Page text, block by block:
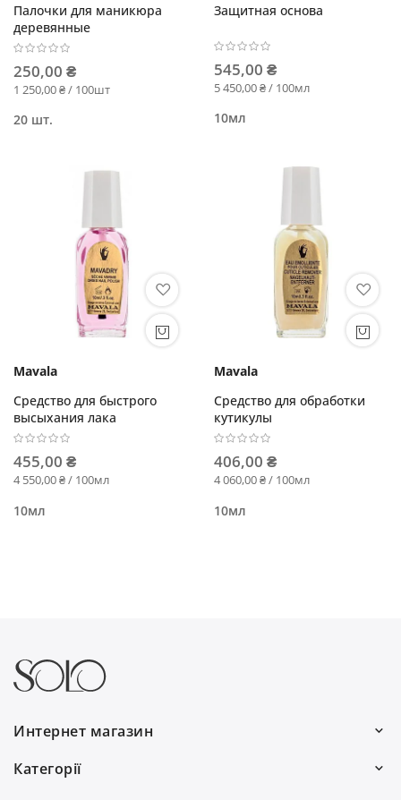
Палочки для маникюра
деревянные
250,00 ₴
1 250,00 ₴ / 100шт
20 шт.
Защитная основа
545,00 ₴
5 450,00 ₴ / 100мл
10мл
Mavala
Средство для быстрого
высыхания лака
455,00 ₴
4 550,00 ₴ / 100мл
10мл
Mavala
Средство для обработки
кутикулы
406,00 ₴
4 060,00 ₴ / 100мл
10мл
Интернет магазин
с 9:00 до 19:00
Категорії